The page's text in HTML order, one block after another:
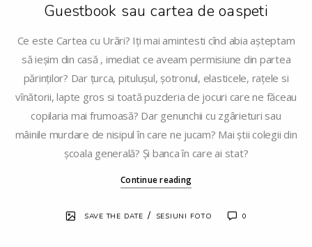
Guestbook sau cartea de oaspeti
Ce este Cartea cu Urări? Iți mai amintesti cînd abia așteptam
să ieșim din casă , imediat ce aveam permisiune din partea
părinților? Dar țurca, pitulușul, șotronul, elasticele, rațele si
vînătorii, lapte gros si toată puzderia de jocuri care ne făceau
copilaria mai frumoasă? Dar genunchii cu zgârieturi sau
mâinile murdare de nisipul în care ne jucam? Mai știi colegii din
școala generală? Și banca în care ai stat?
Continue reading
SAVE THE DATE / SESIUNI FOTO 0